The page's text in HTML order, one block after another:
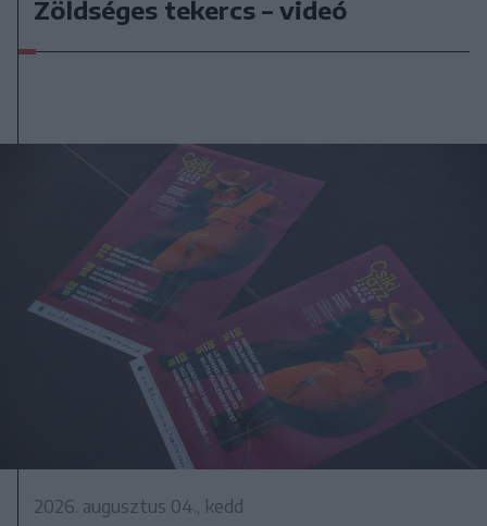
Zöldséges tekercs – videó
2026. augusztus 04., kedd